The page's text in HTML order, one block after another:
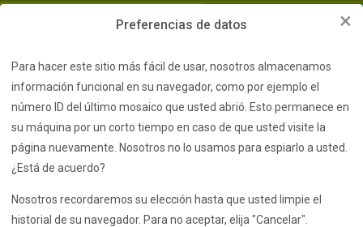
Salta al contenido principal
Nombre
de
Contraseña
Acceder
¿Olvidó su nombre de usuario o contraseña?
Abrir índice del curso
Preferencias de datos ×
Para hacer este sitio más fácil de usar, nosotros almacenamos
información funcional en su navegador, como por ejemplo el
número ID del último mosaico que usted abrió. Esto permanece en
su máquina por un corto tiempo en caso de que usted visite la
página nuevamente. Nosotros no lo usamos para espiarlo a usted.
¿Está de acuerdo?
Nosotros recordaremos su elección hasta que usted limpie el
historial de su navegador. Para no aceptar, elija "Cancelar".